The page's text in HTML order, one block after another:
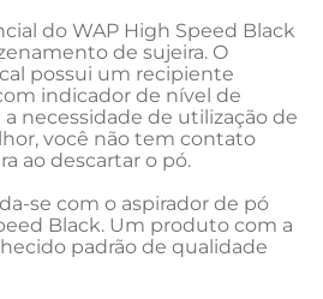
do WAP High Speed Black
de sujeira. O
possui um recipiente
indicador de nível de
necessidade de utilização de
você não tem contato
ao descartar o pó.
se com o aspirador de pó
Black. Um produto com a
padrão de qualidade